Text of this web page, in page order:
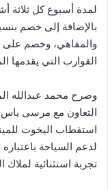
لمدة أسبوع كل ثلاثة
والمقاهي، وخصم على
القوارب التي يقدمها
وصرح محمد عبدالله
التعاون مع مرسى ياس
استقطاب اليخوت
لدعم السياحة
تجربة استثنائية